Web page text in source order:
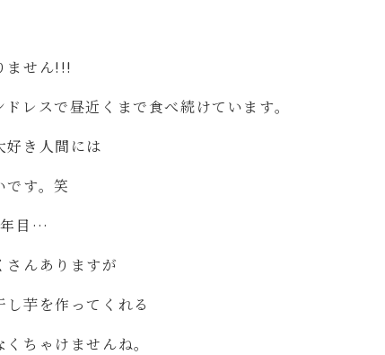
ません!!!
レスで昼近くまで食べ続けています。
好き人間には
です。笑
年目 …
さんありますが
し芋を作ってくれる
ちゃけませんね。